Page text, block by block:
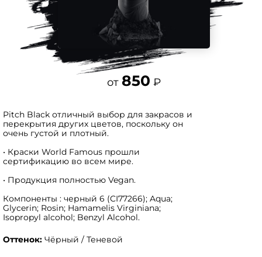
от 850 ₽
Pitch Black отличный выбор для закрасов и
перекрытия других цветов, поскольку он
очень густой и плотный.
• Краски World Famous прошли
сертификацию во всем мире.
• Продукция полностью Vegan.
Компоненты : черный 6 (CI77266); Aqua;
Glycerin; Rosin; Hamamelis Virginiana;
Isopropyl alcohol; Benzyl Alcohol.
Оттенок: Чёрный / Теневой